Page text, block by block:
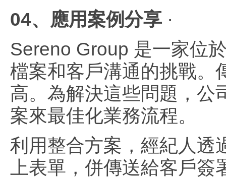
04、應用案例分享 ·
Sereno Group 是一家位
檔案和客戶溝通的挑戰。
高。為解決這些問題，公
案來最佳化業務流程。
利用整合方案，經紀人透
上表單，併傳送給客戶